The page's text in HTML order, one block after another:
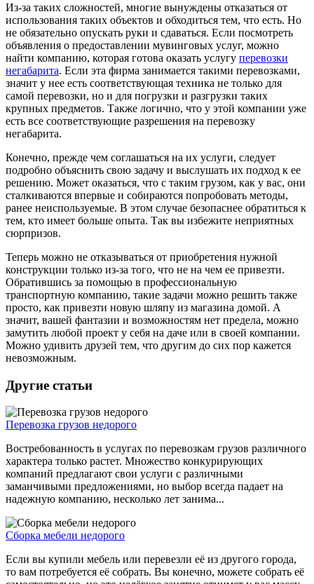
Из-за таких сложностей, многие вынуждены отказаться от
использования таких объектов и обходиться тем, что есть. Но
не обязательно опускать руки и сдаваться. Если посмотреть
объявления о предоставлении мувинговых услуг, можно
найти компанию, которая готова оказать услугу перевозки
негабарита. Если эта фирма занимается такими перевозками,
значит у нее есть соответствующая техника не только для
самой перевозки, но и для погрузки и разгрузки таких
крупных предметов. Также логично, что у этой компании уже
есть все соответствующие разрешения на перевозку
негабарита.
Конечно, прежде чем соглашаться на их услуги, следует
подробно объяснить свою задачу и выслушать их подход к ее
решению. Может оказаться, что с таким грузом, как у вас, они
сталкиваются впервые и собираются попробовать методы,
ранее неиспользуемые. В этом случае безопаснее обратиться к
тем, кто имеет больше опыта. Так вы избежите неприятных
сюрпризов.
Теперь можно не отказываться от приобретения нужной
конструкции только из-за того, что не на чем ее привезти.
Обратившись за помощью в профессиональную
транспортную компанию, такие задачи можно решить также
просто, как привезти новую шляпу из магазина домой. А
значит, вашей фантазии и возможностям нет предела, можно
замутить любой проект у себя на даче или в своей компании.
Можно удивить друзей тем, что другим до сих пор кажется
невозможным.
Другие статьи
Перевозка грузов недорого
Востребованность в услугах по перевозкам грузов различного
характера только растет. Множество конкурирующих
компаний предлагают свои услуги с различными
заманчивыми предложениями, но выбор всегда падает на
надежную компанию, несколько лет занима...
Сборка мебели недорого
Если вы купили мебель или перевезли её из другого города,
то вам потребуется её собрать. Вы конечно, можете собрать её